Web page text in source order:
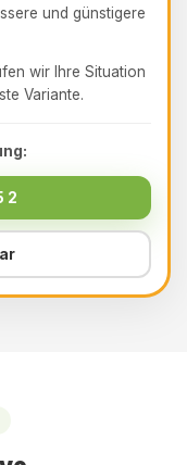
und günstigere
wir Ihre Situation
Variante.
2